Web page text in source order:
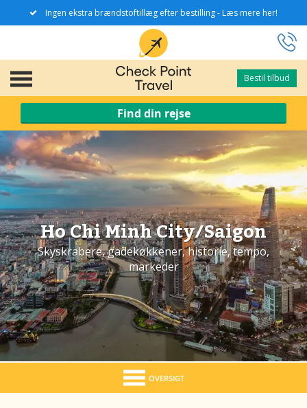
Ingen ekstra brændstoftillæg efter bestilling - Læs mere her!
Bestil tilbud
Bestil tilbud
Find din rejse
Ho Chi Minh City/Saigon
Skyskrabere, gadekøkkener, historie, tempo,
markeder
OVERSIGT